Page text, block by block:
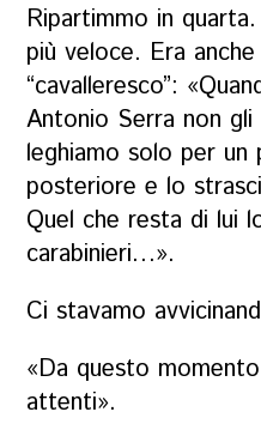
Ripartimmo in
più veloce. Era
“cavalleresco”:
Antonio Serra non
leghiamo solo per un
posteriore e lo
Quel che resta di lui
carabinieri…».
Ci stavamo
«Da questo
attenti».